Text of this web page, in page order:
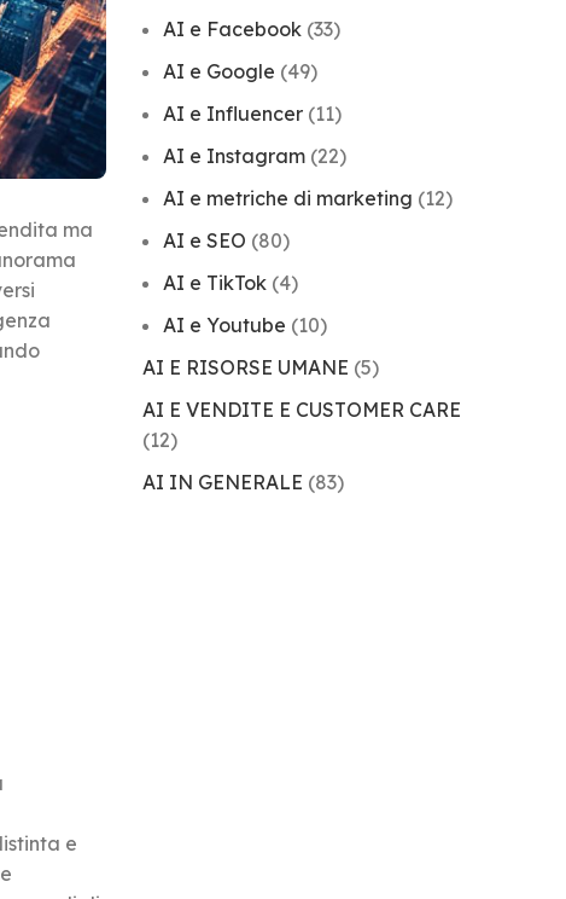
ma
e
AI e Facebook(33)
AI e Google (49)
AI e Influencer(11)
AI e Instagram(22)
AI e metriche di marketing (12)
AI e SEO (80)
AI e TikTok(4)
AI e Youtube (10)
AI E RISORSE UMANE (5)
AI E VENDITE E CUSTOMER CARE
(12)
AI IN GENERALE (83)